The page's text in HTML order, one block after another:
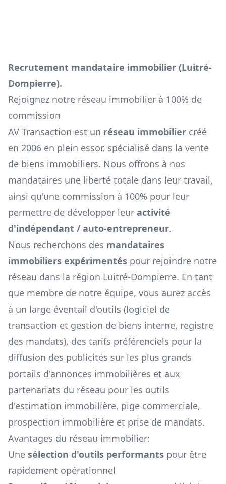
Recrutement mandataire immobilier (Luitré-
Dompierre).
Rejoignez notre réseau immobilier à 100% de
commission
AV Transaction est un réseau immobilier créé
en 2006 en plein essor, spécialisé dans la vente
de biens immobiliers. Nous offrons à nos
mandataires une liberté totale dans leur travail,
ainsi qu'une commission à 100% pour leur
permettre de développer leur activité
d'indépendant / auto-entrepreneur.
Nous recherchons des mandataires
immobiliers expérimentés pour rejoindre notre
réseau dans la région Luitré-Dompierre. En tant
que membre de notre équipe, vous aurez accès
à un large éventail d'outils (logiciel de
transaction et gestion de biens interne, registre
des mandats), des tarifs préférenciels pour la
diffusion des publicités sur les plus grands
portails d'annonces immobilières et aux
partenariats du réseau pour les outils
d'estimation immobilière, pige commerciale,
prospection immobilière et prise de mandats.
Avantages du réseau immobilier:
Une sélection d'outils performants pour être
rapidement opérationnel